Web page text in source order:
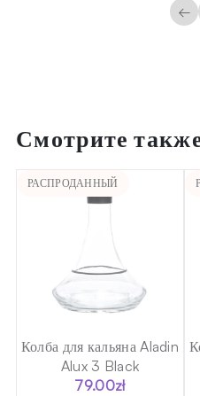
←
Смотрите
РАСПРОДАННЫЙ
Колба для кальяна Aladin
Alux 3 Black
79.00zł